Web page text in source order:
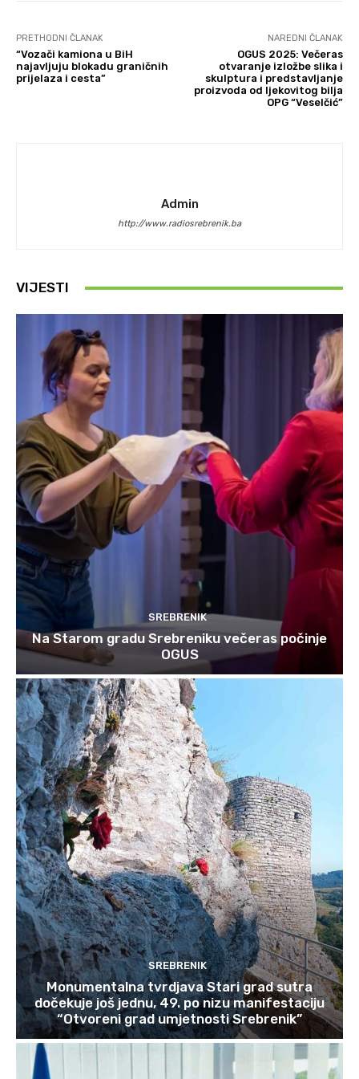
PRETHODNI ČLANAK
“Vozači kamiona u BiH
najavljuju blokadu graničnih
prijelaza i cesta”
NAREDNI ČLANAK
OGUS 2025: Večeras
otvaranje izložbe slika i
skulptura i predstavljanje
proizvoda od ljekovitog bilja
OPG “Veselčić”
Admin
http://www.radiosrebrenik.ba
VIJESTI
SREBRENIK
Na Starom gradu Srebreniku večeras počinje
OGUS
SREBRENIK
Monumentalna tvrdjava Stari grad sutra
dočekuje još jednu, 49. po nizu manifestaciju
“Otvoreni grad umjetnosti Srebrenik”